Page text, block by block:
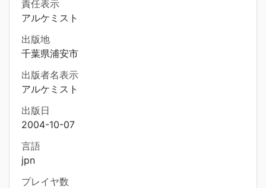
責任表示
アルケミスト
出版地
千葉県浦安市
出版者名表示
アルケミスト
出版日
2004-10-07
言語
jpn
プレイヤ数